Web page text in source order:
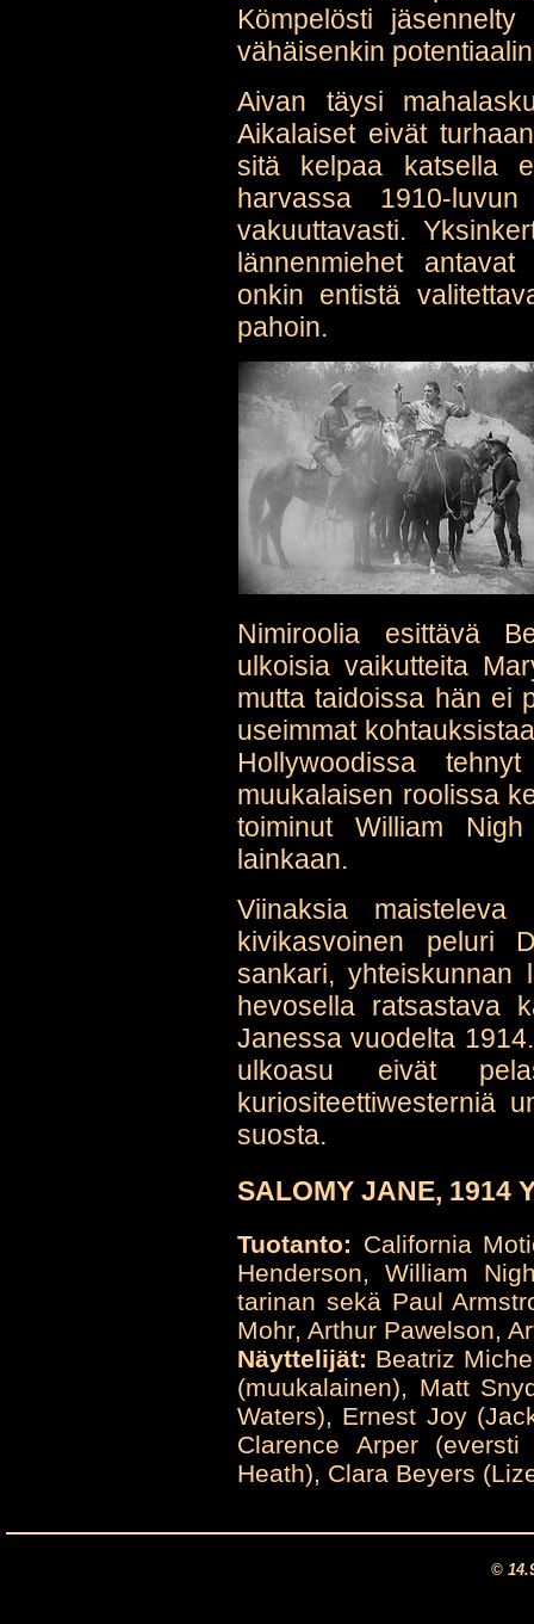
Kömpelösti
vähäisenkin
Aivan täysi
Aikalaiset eivät
sitä kelpaa katsella
harvassa 1910-
vakuuttavasti.
lännenmiehet
onkin entistä
pahoin.
Nimiroolia esittävä
ulkoisia vaikutteita
mutta taidoissa hän ei
useimmat
Hollywoodissa
muukalaisen roolissa
toiminut William
lainkaan.
Viinaksia
kivikasvoinen peluri
sankari, yhteiskunnan
hevosella ratsastava
Janessa vuodelta
ulkoasu eivät
kuriositeettiwesterniä
suosta.
SALOMY JANE, 1914
Tuotanto: California
Henderson, William
tarinan sekä Paul
Mohr, Arthur Pawelson,
Näyttelijät: Beatriz
(muukalainen), Matt
Waters), Ernest Joy
Clarence Arper
Heath), Clara Beyers
©